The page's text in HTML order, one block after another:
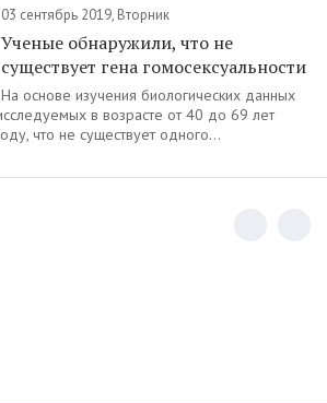
03 сентябрь 2019, Вторник
Ученые обнаружили, что не
существует гена гомосексуальности
На основе изучения биологических данных
в возрасте от 40 до 69 лет
что не существует одного...